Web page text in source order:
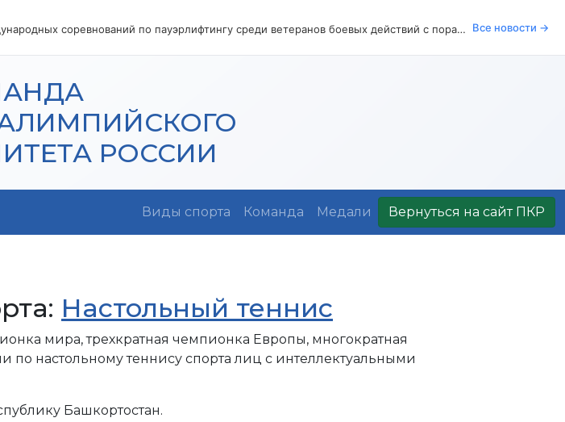
В Москве состоялась церемония открытия международных соревнований по пауэрлифтингу среди ветеранов боевых действий с поражением опорно-двигательного аппарата Все новости →
РОССИИ
Виды спорта Команда Медали Вернуться на сайт ПКР
Настольный теннис
мира, трехкратная чемпионка Европы, многократная
по настольному теннису спорта лиц с интеллектуальными
Башкортостан.